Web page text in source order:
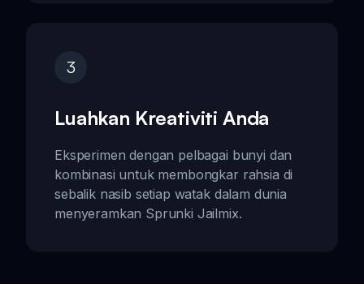
3
Luahkan Kreativiti Anda
Eksperimen dengan pelbagai bunyi dan
kombinasi untuk membongkar rahsia di
sebalik nasib setiap watak dalam dunia
menyeramkan Sprunki Jailmix.